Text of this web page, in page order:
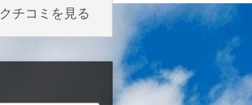
クチコミを見る